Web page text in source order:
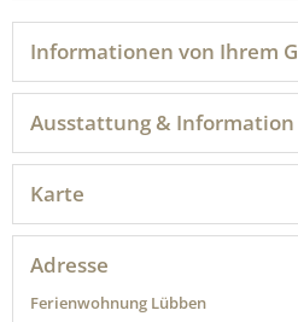
Informationen von Ihrem
Ausstattung & Information
Karte
Adresse
Ferienwohnung Lübben